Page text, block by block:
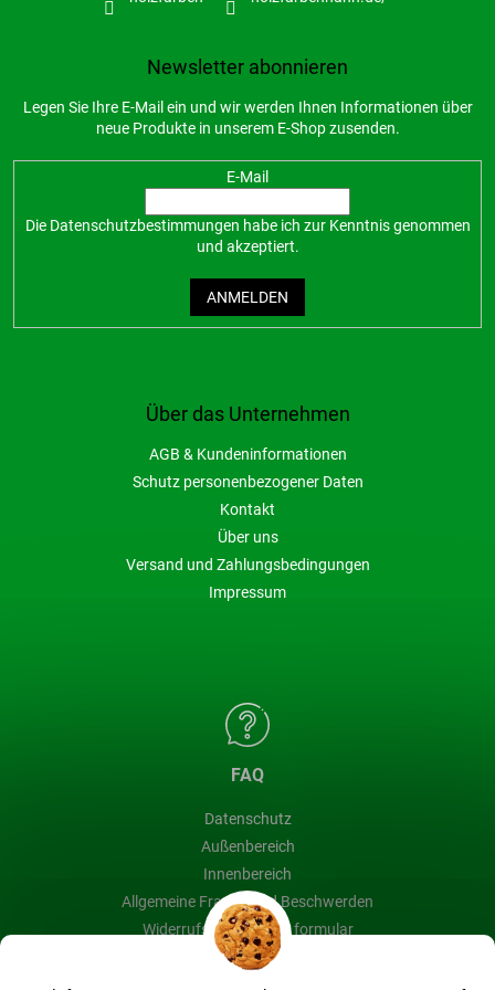
Über das Unternehmen
AGB & Kundeninformationen
Schutz personenbezogener Daten
Kontakt
Über uns
Versand und Zahlungsbedingungen
Impressum
FAQ
Datenschutz
Außenbereich
Innenbereich
Allgemeine Fragen und Beschwerden
Widerrufsbelehrung & formular
Blog
Newsletter abonnieren
Legen Sie Ihre E-Mail ein und wir werden Ihnen Informationen über
neue Produkte in unserem E-Shop zusenden.
E-Mail
Die Datenschutzbestimmungen habe ich zur Kenntnis genommen
und akzeptiert.
ANMELDEN